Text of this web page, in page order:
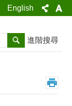
English
搜尋 進階搜尋